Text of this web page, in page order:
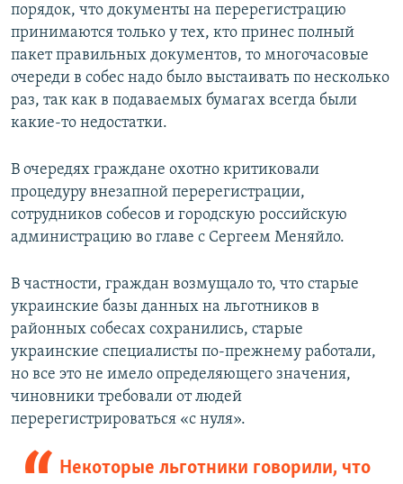
порядок, что документы на перерегистрацию
принимаются только у тех, кто принес полный
пакет правильных документов, то многочасовые
очереди в собес надо было выстаивать по несколько
раз, так как в подаваемых бумагах всегда были
какие-то недостатки.
В очередях граждане охотно критиковали
процедуру внезапной перерегистрации,
сотрудников собесов и городскую российскую
администрацию во главе с Сергеем Меняйло.
В частности, граждан возмущало то, что старые
украинские базы данных на льготников в
районных собесах сохранились, старые
украинские специалисты по-прежнему работали,
но все это не имело определяющего значения,
чиновники требовали от людей
перерегистрироваться «с нуля».
Некоторые льготники говорили, что